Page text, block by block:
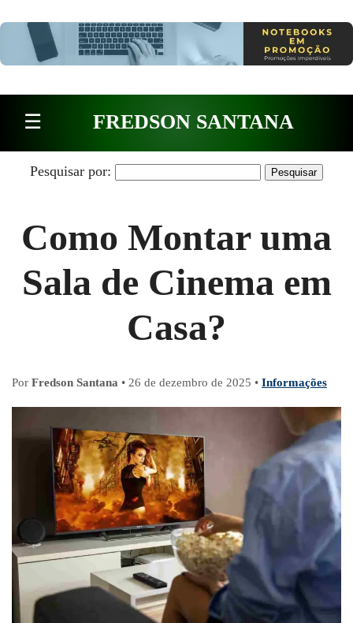
☰ FREDSON SANTANA
Pesquisar por:
Como Montar uma
Sala de Cinema em
Casa?
Por Fredson Santana • 26 de dezembro de 2025 • Informações